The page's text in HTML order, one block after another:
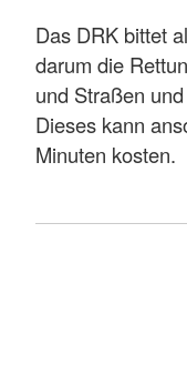
Das DRK bittet
darum die
und Straßen
Dieses kann
Minuten kosten.